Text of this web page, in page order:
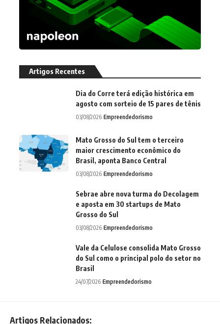
Artigos Recentes
Dia do Corre terá edição histórica em
agosto com sorteio de 15 pares de tênis
03/08/2026 Empreendedorismo
Mato Grosso do Sul tem o terceiro
maior crescimento econômico do
Brasil, aponta Banco Central
03/08/2026 Empreendedorismo
Sebrae abre nova turma do Decolagem
e aposta em 30 startups de Mato
Grosso do Sul
03/08/2026 Empreendedorismo
Vale da Celulose consolida Mato Grosso
do Sul como o principal polo do setor no
Brasil
24/07/2026 Empreendedorismo
Artigos Relacionados: